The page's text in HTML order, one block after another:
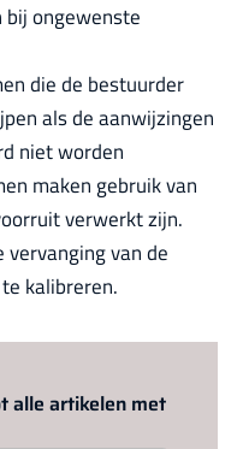
ongewenste
die de bestuurder
als de aanwijzingen
niet worden
maken gebruik van
verwerkt zijn.
van de
kalibreren.
alle artikelen met